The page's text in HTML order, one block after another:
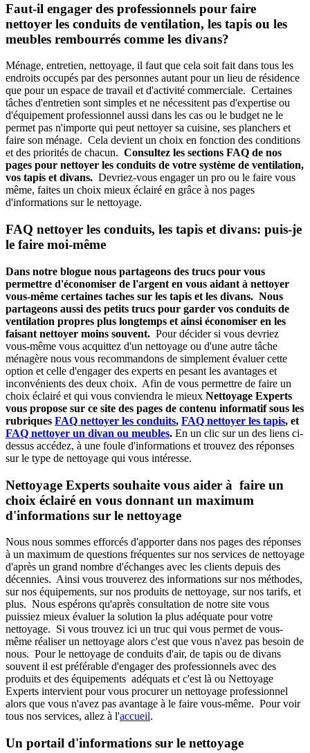
Faut-il engager des professionnels pour faire
nettoyer les conduits de ventilation, les tapis ou les
meubles rembourrés comme les divans?
Ménage, entretien, nettoyage, il faut que cela soit fait dans tous les
endroits occupés par des personnes autant pour un lieu de résidence
que pour un espace de travail et d'activité commerciale. Certaines
tâches d'entretien sont simples et ne nécessitent pas d'expertise ou
d'équipement professionnel aussi dans les cas ou le budget ne le
permet pas n'importe qui peut nettoyer sa cuisine, ses planchers et
faire son ménage. Cela devient un choix en fonction des conditions
et des priorités de chacun. Consultez les sections FAQ de nos
pages pour nettoyer les conduits de votre système de ventilation,
vos tapis et divans. Devriez-vous engager un pro ou le faire vous
même, faites un choix mieux éclairé en grâce à nos pages
d'informations sur le nettoyage.
FAQ nettoyer les conduits, les tapis et divans: puis-je
le faire moi-même
Dans notre blogue nous partageons des trucs pour vous
permettre d'économiser de l'argent en vous aidant à nettoyer
vous-même certaines taches sur les tapis et les divans. Nous
partageons aussi des petits trucs pour garder vos conduits de
ventilation propres plus longtemps et ainsi économiser en les
faisant nettoyer moins souvent. Pour décider si vous devriez
vous-même vous acquittez d'un nettoyage ou d'une autre tâche
ménagère nous vous recommandons de simplement évaluer cette
option et celle d'engager des experts en pesant les avantages et
inconvénients des deux choix. Afin de vous permettre de faire un
choix éclairé et qui vous conviendra le mieux Nettoyage Experts
vous propose sur ce site des pages de contenu informatif sous les
rubriques FAQ nettoyer les conduits, FAQ nettoyer les tapis, et
FAQ nettoyer un divan ou meubles. En un clic sur un des liens ci-
dessus accédez, à une foule d'informations et trouvez des réponses
sur le type de nettoyage qui vous intéresse.
Nettoyage Experts souhaite vous aider à faire un
choix éclairé en vous donnant un maximum
d'informations sur le nettoyage
Nous nous sommes efforcés d'apporter dans nos pages des réponses
à un maximum de questions fréquentes sur nos services de nettoyage
d'après un grand nombre d'échanges avec les clients depuis des
décennies. Ainsi vous trouverez des informations sur nos méthodes,
sur nos équipements, sur nos produits de nettoyage, sur nos tarifs, et
plus. Nous espérons qu'après consultation de notre site vous
puissiez mieux évaluer la solution la plus adéquate pour votre
nettoyage. Si vous trouvez ici un truc qui vous permet de vous-
même réaliser un nettoyage alors c'est que vous n'avez pas besoin de
nous. Pour le nettoyage de conduits d'air, de tapis ou de divans
souvent il est préférable d'engager des professionnels avec des
produits et des équipements adéquats et c'est là ou Nettoyage
Experts intervient pour vous procurer un nettoyage professionnel
alors que vous n'avez pas avantage à le faire vous-même. Pour voir
tous nos services, allez à l'accueil.
Un portail d'informations sur le nettoyage